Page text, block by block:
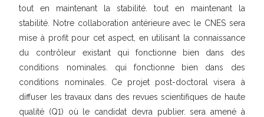
tout en maintenant la stabilité. tout en maintenant la
stabilité. Notre collaboration antérieure avec le CNES sera
mise à profit pour cet aspect, en utilisant la connaissance
du contrôleur existant qui fonctionne bien dans des
conditions nominales. qui fonctionne bien dans des
conditions nominales. Ce projet post-doctoral visera à
diffuser les travaux dans des revues scientifiques de haute
qualité (Q1) où le candidat devra publier. sera amené à